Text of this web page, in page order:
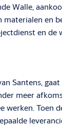
Walle,
en
en de
Santens,
meer
werken. Toen